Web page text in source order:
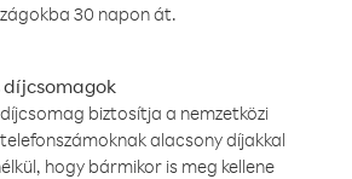
30 napon át.
díjcsomagok
biztosítja a nemzetközi
alacsony díjakkal
hogy bármikor is meg kellene